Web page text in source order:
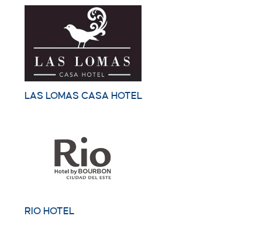
LAS LOMAS CASA HOTEL
RIO HOTEL